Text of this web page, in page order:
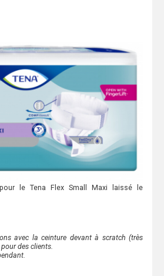
le Tena Flex Small Maxi laissé le
avec la ceinture devant à scratch (très
des clients.